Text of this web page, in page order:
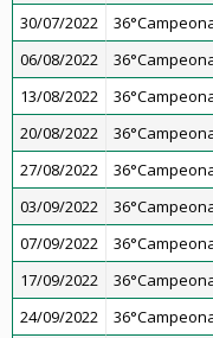
30/07/2022
06/08/2022
13/08/2022
20/08/2022
27/08/2022
03/09/2022
07/09/2022
17/09/2022
24/09/2022